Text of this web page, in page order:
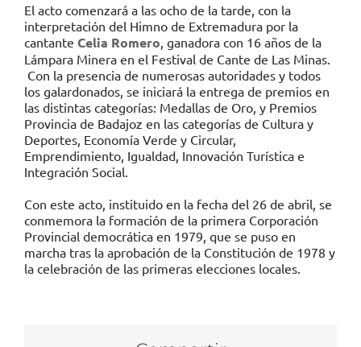
El acto comenzará a las ocho de la tarde, con la
interpretación del Himno de Extremadura por la
cantante Celia Romero , ganadora con 16 años de la
Lámpara Minera en el Festival de Cante de Las Minas.
Con la presencia de numerosas autoridades y todos
los galardonados, se iniciará la entrega de premios en
las distintas categorías: Medallas de Oro, y Premios
Provincia de Badajoz en las categorías de Cultura y
Deportes, Economía Verde y Circular,
Emprendimiento, Igualdad, Innovación Turística e
Integración Social.
Con este acto, instituido en la fecha del 26 de abril, se
conmemora la formación de la primera Corporación
Provincial democrática en 1979, que se puso en
marcha tras la aprobación de la Constitución de 1978 y
la celebración de las primeras elecciones locales.